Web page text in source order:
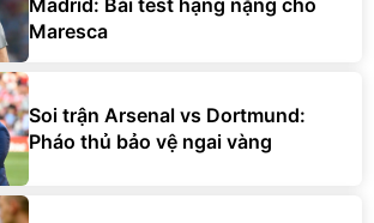
Madrid: Bài test hạng nặng cho
Maresca
Soi trận Arsenal vs Dortmund:
Pháo thủ bảo vệ ngai vàng